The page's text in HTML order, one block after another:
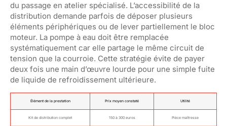
du passage en atelier spécialisé. L’accessibilité de la
distribution demande parfois de déposer plusieurs
éléments périphériques ou de lever partiellement le bloc
moteur. La pompe à eau doit être remplacée
systématiquement car elle partage le même circuit de
tension que la courroie. Cette stratégie évite de payer
deux fois une main d’œuvre lourde pour une simple fuite
de liquide de refroidissement ultérieure.
Élément de la prestation Prix moyen constaté Utilité
Kit de distribution complet 150 à 300 euros Pièce maîtresse